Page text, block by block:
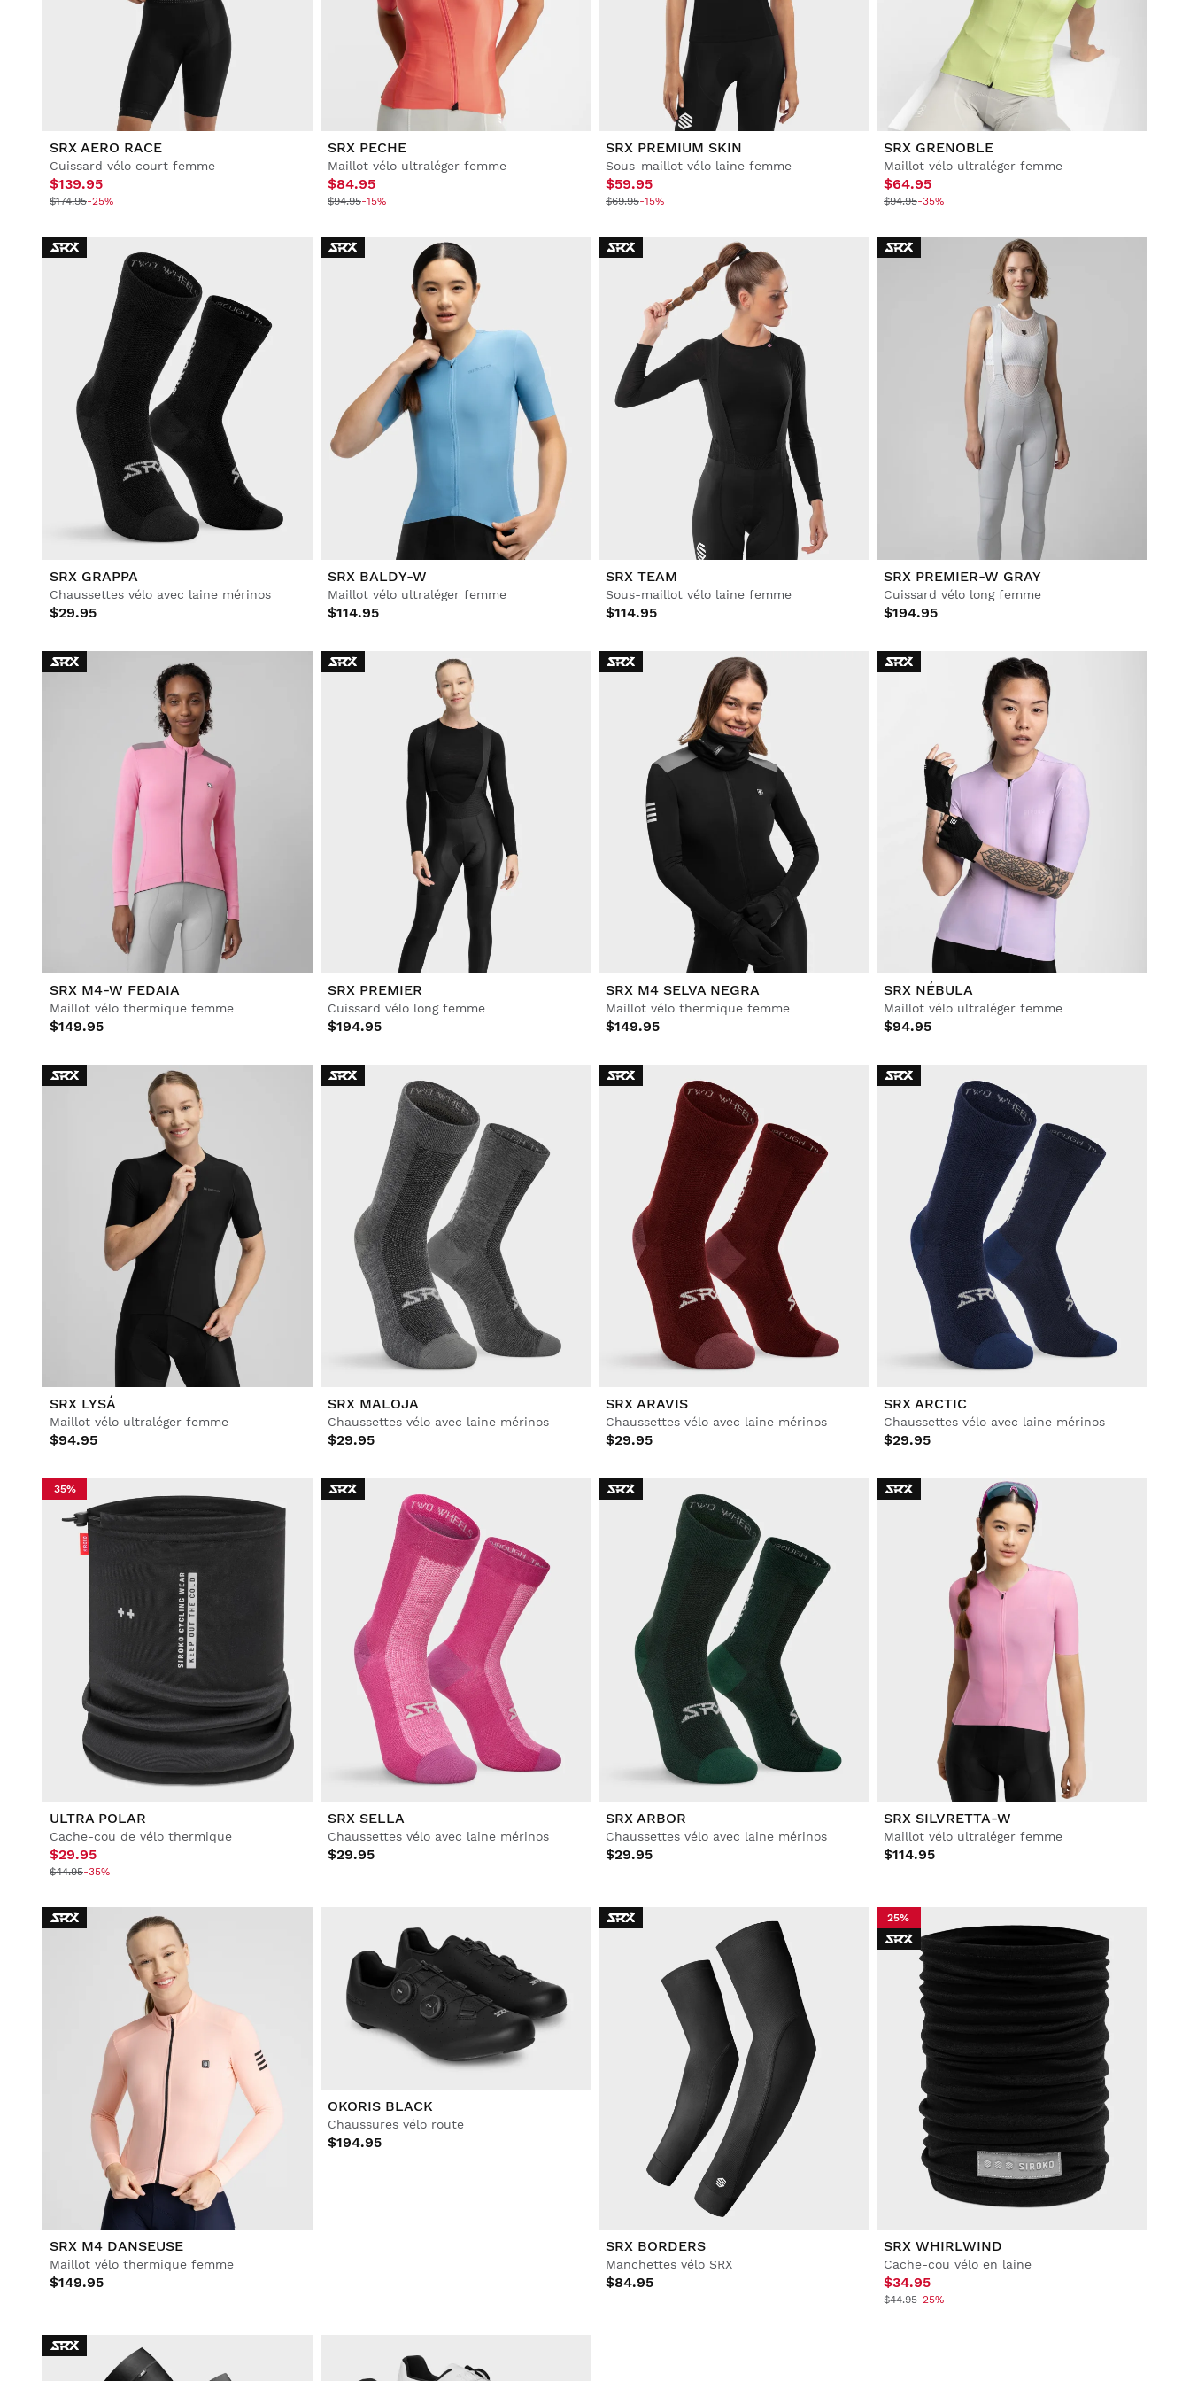
Voir tout Homme
Voir tout Femme
Voir tout Enfant
SRX AERO RACE
Cuissard vélo court femme
$139.95
$174.95-25%
SRX PECHE
Maillot vélo ultraléger femme
$84.95
$94.95-15%
SRX PREMIUM SKIN
Sous-maillot vélo laine femme
$59.95
$69.95-15%
SRX GRENOBLE
Maillot vélo ultraléger femme
$64.95
$94.95-35%
SRX GRAPPA
Chaussettes vélo avec laine mérinos
$29.95
SRX BALDY-W
Maillot vélo ultraléger femme
$114.95
SRX TEAM
Sous-maillot vélo laine femme
$114.95
SRX PREMIER-W GRAY
Cuissard vélo long femme
$194.95
SRX M4-W FEDAIA
Maillot vélo thermique femme
$149.95
SRX PREMIER
Cuissard vélo long femme
$194.95
SRX M4 SELVA NEGRA
Maillot vélo thermique femme
$149.95
SRX NÉBULA
Maillot vélo ultraléger femme
$94.95
SRX LYSÁ
Maillot vélo ultraléger femme
$94.95
SRX MALOJA
Chaussettes vélo avec laine mérinos
$29.95
SRX ARAVIS
Chaussettes vélo avec laine mérinos
$29.95
SRX ARCTIC
Chaussettes vélo avec laine mérinos
$29.95
35%
ULTRA POLAR
Cache-cou de vélo thermique
$29.95
$44.95-35%
SRX SELLA
Chaussettes vélo avec laine mérinos
$29.95
SRX ARBOR
Chaussettes vélo avec laine mérinos
$29.95
SRX SILVRETTA-W
Maillot vélo ultraléger femme
$114.95
SRX M4 DANSEUSE
Maillot vélo thermique femme
$149.95
OKORIS BLACK
Chaussures vélo route
$194.95
SRX BORDERS
Manchettes vélo SRX
$84.95
25%
SRX WHIRLWIND
Cache-cou vélo en laine
$34.95
$44.95-25%